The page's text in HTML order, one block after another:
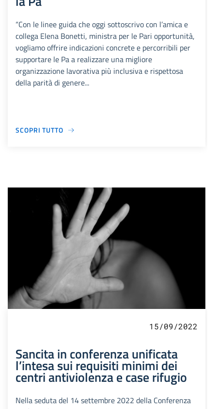
“Con le linee guida che oggi sottoscrivo con l’amica e
collega Elena Bonetti, ministra per le Pari opportunità,
vogliamo offrire indicazioni concrete e percorribili per
supportare le Pa a realizzare una migliore
organizzazione lavorativa più inclusiva e rispettosa
della parità di genere...
SCOPRI TUTTO
15/09/2022
Sancita in conferenza unificata
l’intesa sui requisiti minimi dei
centri antiviolenza e case rifugio
Nella seduta del 14 settembre 2022 della Conferenza